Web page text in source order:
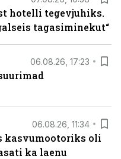
hotelli tegevjuhiks.
tagasiminekut“
06.08.26, 17:23
06.08.26, 11:34
kasvumootoriks oli
ka laenu